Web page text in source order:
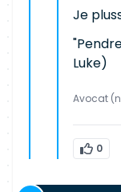
Je
Luke)
Avocat
0